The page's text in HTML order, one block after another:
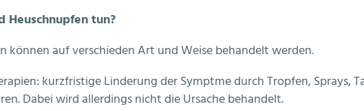
Heuschnupfen tun?
können auf verschieden Art und Weise behandelt werden.
kurzfristige Linderung der Symptme durch Tropfen, Sprays,
Dabei wird allerdings nicht die Ursache behandelt.